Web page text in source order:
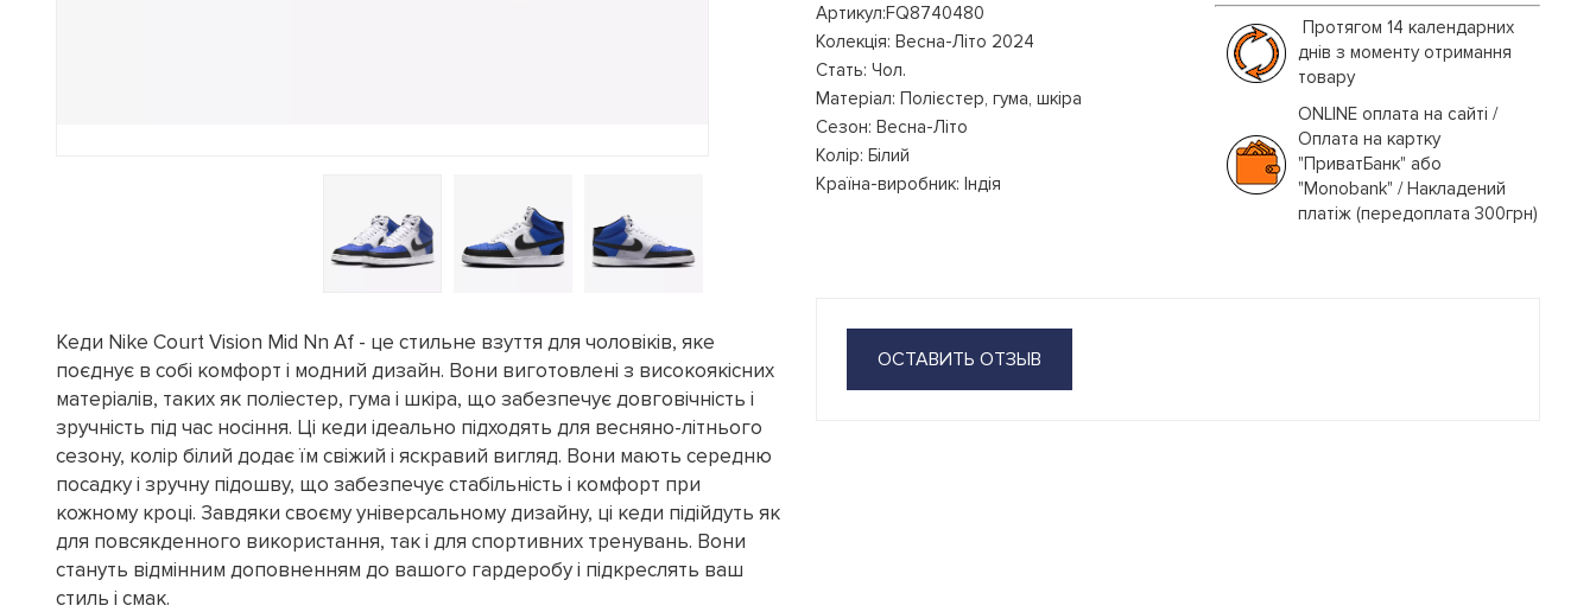
Кеди Nike Court Vision Mid Nn Af - це стильне взуття для чоловіків, яке
поєднує в собі комфорт і модний дизайн. Вони виготовлені з високоякісних
матеріалів, таких як поліестер, гума і шкіра, що забезпечує довговічність і
зручність під час носіння. Ці кеди ідеально підходять для весняно-літнього
сезону, колір білий додає їм свіжий і яскравий вигляд. Вони мають середню
посадку і зручну підошву, що забезпечує стабільність і комфорт при
кожному кроці. Завдяки своєму універсальному дизайну, ці кеди підійдуть як
для повсякденного використання, так і для спортивних тренувань. Вони
стануть відмінним доповненням до вашого гардеробу і підкреслять ваш
стиль і смак.
Артикул:FQ8740480
Колекція: Весна-Літо 2024
Стать: Чол.
Матеріал: Полієстер, гума, шкіра
Сезон: Весна-Літо
Колір: Білий
Країна-виробник: Індія
Протягом 14 календарних
днів з моменту отримання
товару
ONLINE оплата на сайті /
Оплата на картку
"ПриватБанк" або
"Monobank" / Накладений
платіж (передоплата 300грн)
ОСТАВИТЬ ОТЗЫВ